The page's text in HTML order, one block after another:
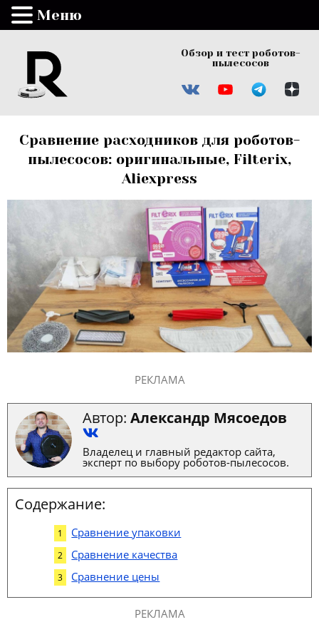
Обзор и тест роботов-
пылесосов
Сравнение расходников для роботов-
пылесосов: оригинальные, Filterix,
Aliexpress
РЕКЛАМА
Автор: Александр Мясоедов
Владелец и главный редактор сайта,
эксперт по выбору роботов-пылесосов.
Содержание:
Сравнение упаковки
Сравнение качества
Сравнение цены
РЕКЛАМА
Меню